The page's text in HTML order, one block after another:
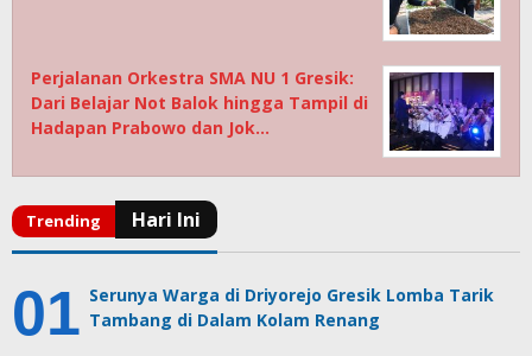
Perjalanan Orkestra SMA NU 1 Gresik:
Dari Belajar Not Balok hingga Tampil di
Hadapan Prabowo dan Jok…
Serunya Warga di Driyorejo Gresik Lomba Tarik
Tambang di Dalam Kolam Renang